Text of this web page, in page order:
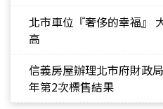
北市車位『奢侈的幸福』
高
信義房屋辦理北市府財政
年第2次標售結果